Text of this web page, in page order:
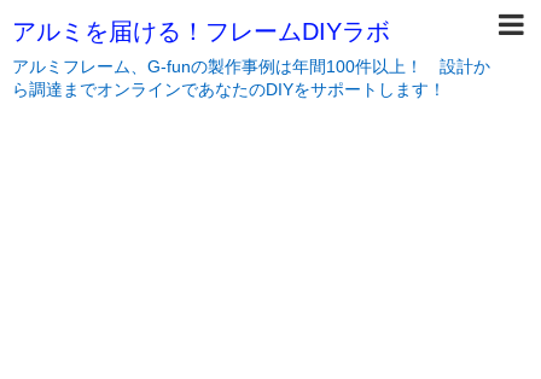
アルミを届ける！フレームDIYラボ
アルミフレーム、G-funの製作事例は年間100件以上！ 設計か
ら調達までオンラインであなたのDIYをサポートします！